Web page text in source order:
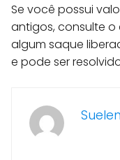
Se você possui
antigos, consulte o
algum saque
e pode ser